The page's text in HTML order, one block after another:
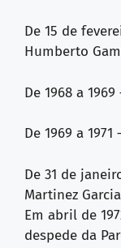
De 15 de
Humberto
De 1968 a
De 1969 a
De 31 de
Martinez Garcia
Em abril de
despede da